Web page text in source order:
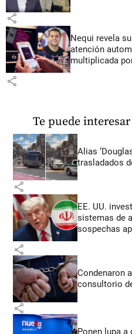
share
Nequi revela
atención
multiplicada
share
Te puede interesar
Alias
trasladados
share
EE. UU.
sistemas de
sospechas
share
Condenaron
consultorio
share
Ponen lupa